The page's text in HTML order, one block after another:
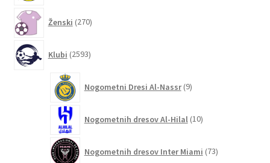
Ženski 270izdelkov
Klubi 2593izdelkov
Nogometni Dresi Al-Nassr 9izdelkov
Nogometnih dresov Al-Hilal 10izdelkov
Nogometnih dresov Inter Miami 73izdelkov